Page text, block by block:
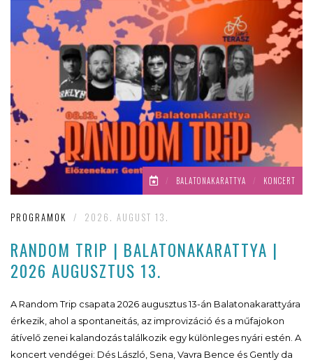
/ BALATONAKARATTYA / KONCERT
PROGRAMOK / 2026. AUGUST 13.
RANDOM TRIP | BALATONAKARATTYA |
2026 AUGUSZTUS 13.
A Random Trip csapata 2026 augusztus 13-án Balatonakarattyára
érkezik, ahol a spontaneitás, az improvizáció és a műfajokon
átívelő zenei kalandozás találkozik egy különleges nyári estén. A
koncert vendégei: Dés László, Sena, Vavra Bence és Gently da